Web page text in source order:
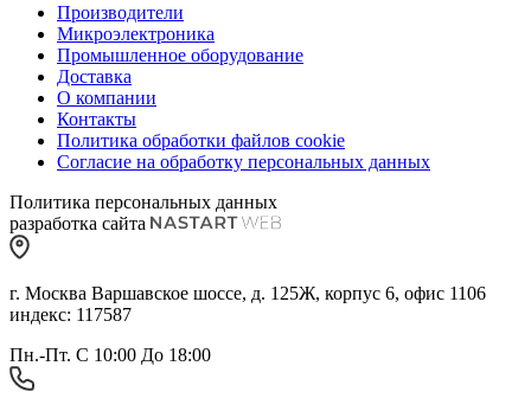
Производители
Микроэлектроника
Промышленное оборудование
Доставка
О компании
Контакты
Политика обработки файлов cookie
Согласие на обработку персональных данных
Политика персональных данных
разработка сайта
г. Москва Варшавское шоссе, д. 125Ж, корпус 6, офис 1106
индекс: 117587
Пн.-Пт. С 10:00 До 18:00